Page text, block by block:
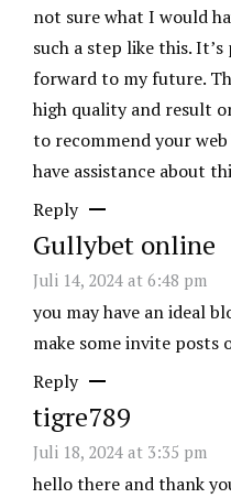
not sure what I would
such a step like this.
forward to my future.
high quality and result
to recommend your
have assistance about
Reply
Gullybet online
Juli 14, 2024 at 6:48 pm
you may have an ideal
make some invite posts
Reply
tigre789
Juli 18, 2024 at 3:35 pm
hello there and thank